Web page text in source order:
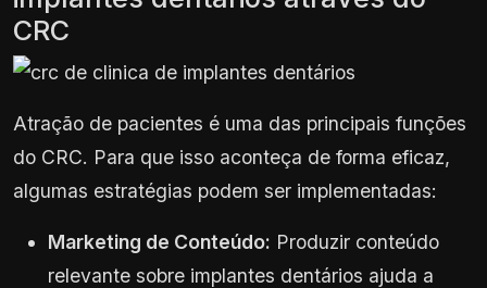
CRC
Atração de pacientes é uma das principais funções
do CRC. Para que isso aconteça de forma eficaz,
algumas estratégias podem ser implementadas:
Marketing de Conteúdo: Produzir conteúdo
relevante sobre implantes dentários ajuda a